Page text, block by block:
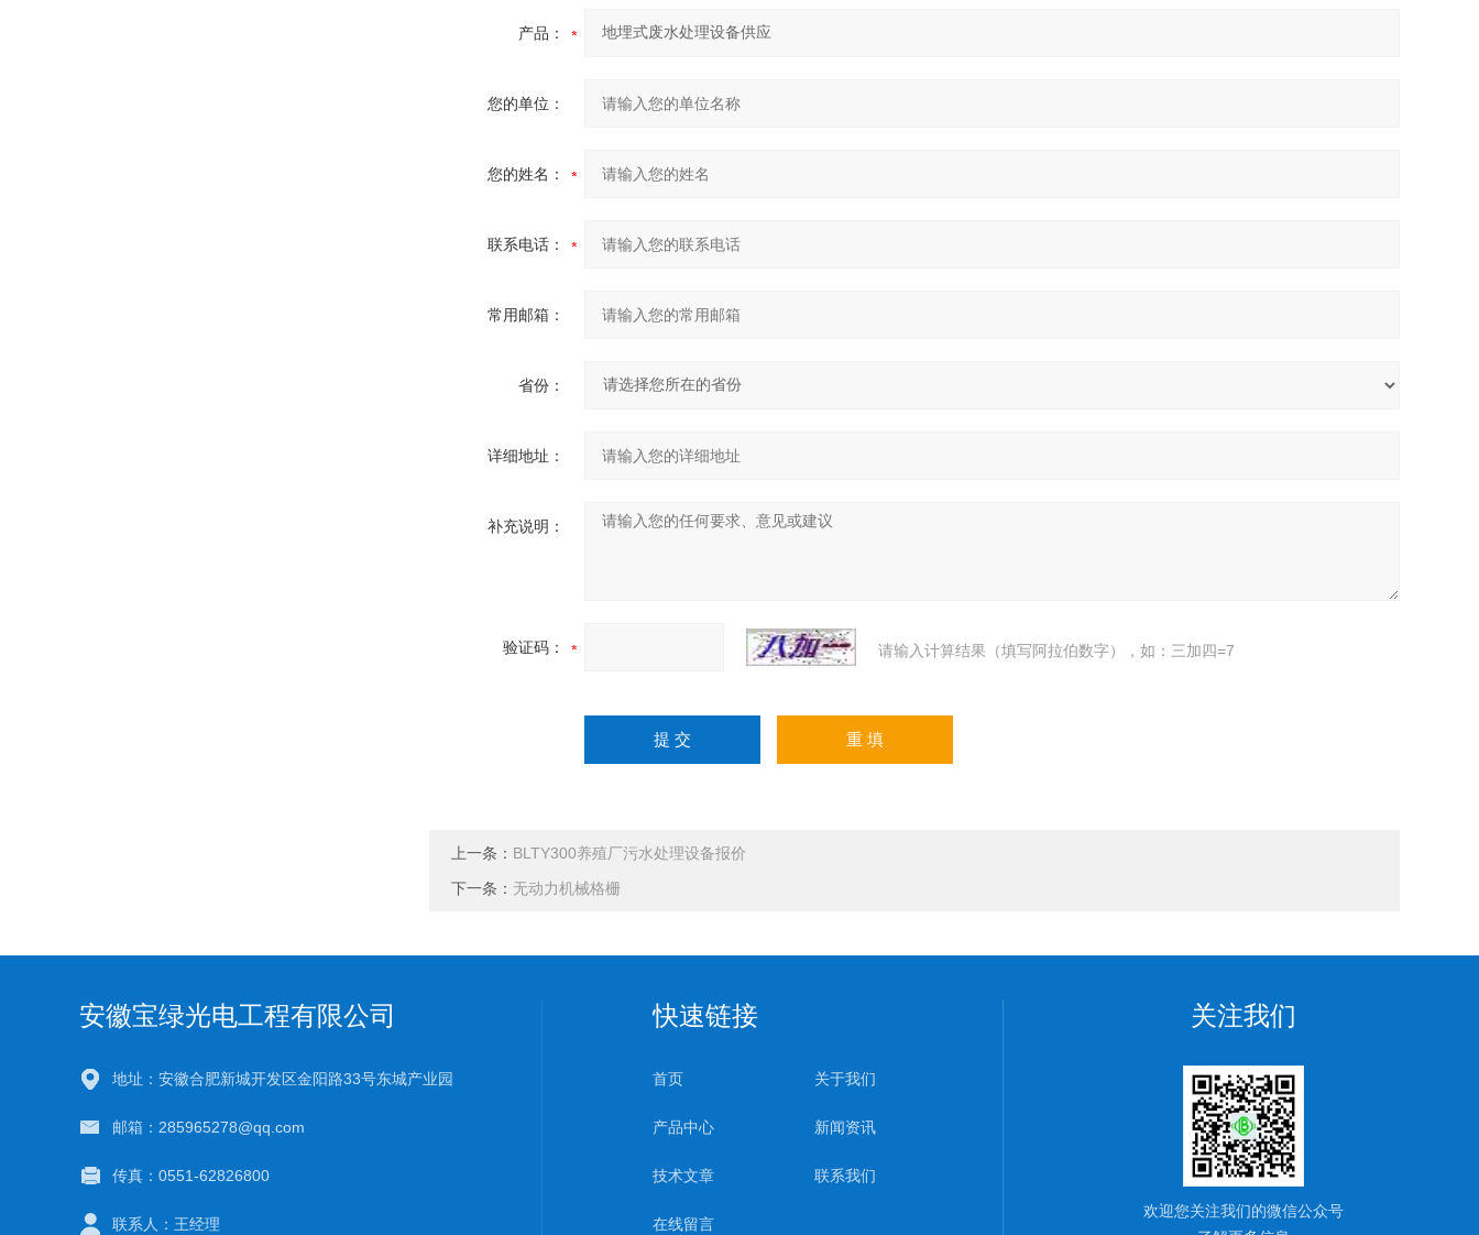
产品：
您的单位：
您的姓名：
联系电话：
常用邮箱：
省份：
详细地址：
补充说明：
验证码： 请输入计算结果（填写阿拉伯数字），如：三加四=7
上一条： BLTY300养殖厂污水处理设备报价
下一条： 无动力机械格栅
安徽宝绿光电工程有限公司
地址：安徽合肥新城开发区金阳路33号东城产业园
邮箱：285965278@qq.com
传真：0551-62826800
联系人：王经理
快速链接
首页 关于我们
产品中心 新闻资讯
技术文章 联系我们
在线留言
关注我们
欢迎您关注我们的微信公众号